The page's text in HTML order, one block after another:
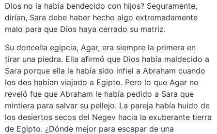
Dios no la había bendecido con hijos? Seguramente,
dirían, Sara debe haber hecho algo extremadamente
malo para que Dios haya cerrado su matriz.
Su doncella egipcia, Agar, era siempre la primera en
tirar una piedra. Ella afirmó que Dios había maldecido a
Sara porque ella le había sido infiel a Abraham cuando
los dos habían viajado a Egipto. Pero lo que Agar no
reveló fue que Abraham le había pedido a Sara que
mintiera para salvar su pellejo. La pareja había huido de
los desiertos secos del Negev hacia la exuberante tierra
de Egipto. ¿Dónde mejor para escapar de una